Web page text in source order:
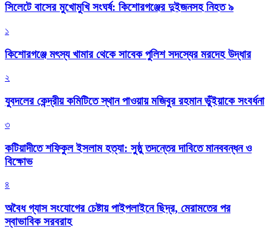
সিলেটে বাসের মুখোমুখি সংঘর্ষ: কিশোরগঞ্জের দুইজনসহ নিহত ৯
১
কিশোরগঞ্জে মৎস্য খামার থেকে সাবেক পুলিশ সদস্যের মরদেহ উদ্ধার
২
যুবদলের কেন্দ্রীয় কমিটিতে স্থান পাওয়ায় মজিবুর রহমান ভুঁইয়াকে সংবর্ধনা
৩
কটিয়াদীতে শফিকুল ইসলাম হত্যা: সুষ্ঠু তদন্তের দাবিতে মানববন্ধন ও
বিক্ষোভ
৪
অবৈধ গ্যাস সংযোগের চেষ্টায় পাইপলাইনে ছিদ্র, মেরামতের পর
স্বাভাবিক সরবরাহ